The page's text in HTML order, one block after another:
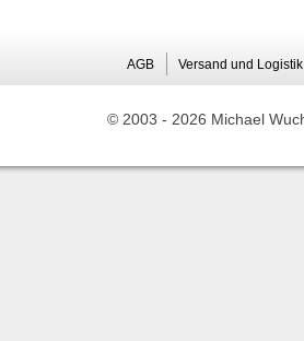
AGB Versand und Logistik
© 2003 - 2026 Michael